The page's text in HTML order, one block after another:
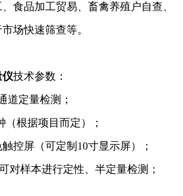
食品加工贸易、畜禽养殖户自查、
场快速筛查等。
仪技术参数：
道定量检测；
（根据项目而定）；
控屏（可定制10寸显示屏）；
对样本进行定性、半定量检测；